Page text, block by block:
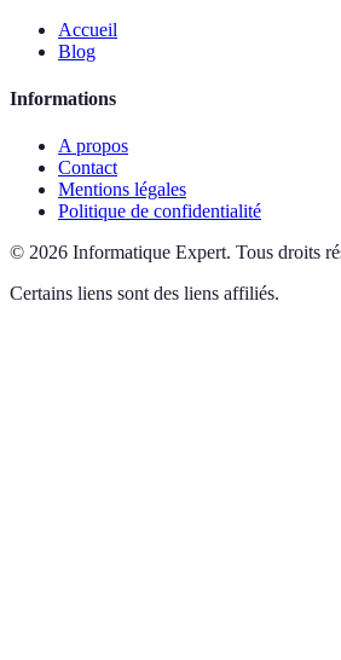
Accueil
Blog
Informations
A propos
Contact
Mentions légales
Politique de confidentialité
© 2026 Informatique Expert. Tous droits
Certains liens sont des liens affiliés.